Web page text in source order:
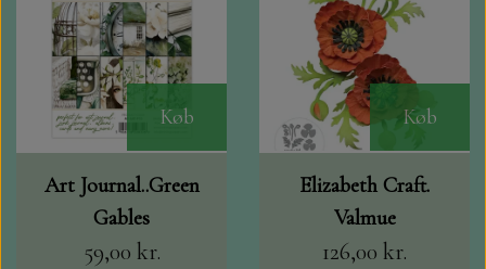
Køb
Art Journal..Green
Gables
59,00 kr.
Køb
Elizabeth Craft.
Valmue
126,00 kr.